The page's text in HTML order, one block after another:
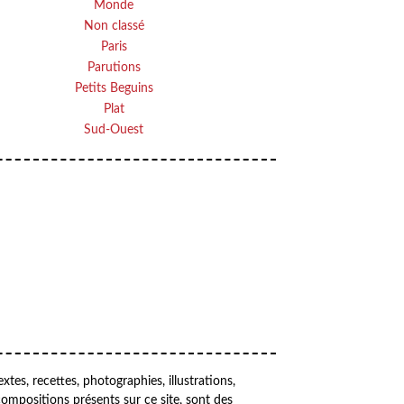
Monde
Non classé
Paris
Parutions
Petits Beguins
Plat
Sud-Ouest
recettes, photographies, illustrations,
présents sur ce site, sont des